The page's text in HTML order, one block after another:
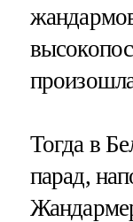
Тогда в
парад,